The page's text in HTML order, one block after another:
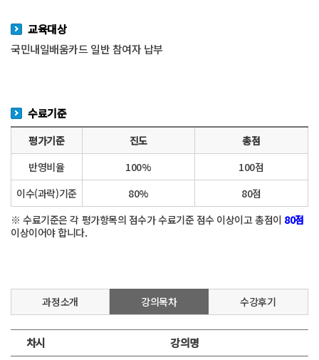
교육대상
국민내일배움카드 일반 참여자 납부
수료기준
평가기준 진도
총점
반영비율
100%
100점
이수(과락)기준
80%
80점
※ 수료기준은 각 평가항목의 점수가 수료기준 점수 이상이고 총점이 80점
이상이어야 합니다.
과정소개 강의목차 수강후기
차시
강의명